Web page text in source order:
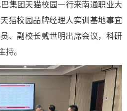
集团天猫校园一行来南通职业大
猫校园品牌经理人实训基地事宜
、副校长戴世明出席会议，科研
持。